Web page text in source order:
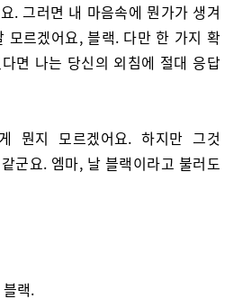
. 그러면 내 마음속에 뭔가가 생겨
모르겠어요, 블랙. 다만 한 가지 확
면 나는 당신의 외침에 절대 응답
뭔지 모르겠어요. 하지만 그것
요. 엠마, 날 블랙이라고 불러도
랙.